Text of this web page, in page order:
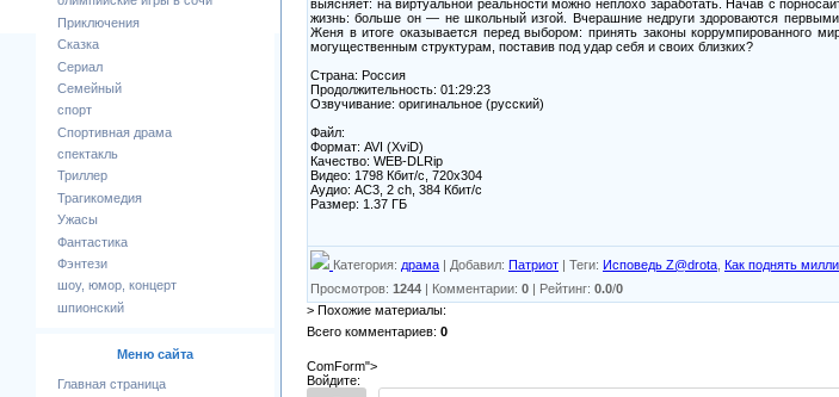
Приключения
Сказка
Сериал
Семейный
спорт
Спортивная драма
спектакль
Триллер
Трагикомедия
Ужасы
Фантастика
Фэнтези
шоу, юмор, концерт
шпионский
Меню сайта
Главная страница
выясняет: на виртуальной реальности можно неплохо заработать. Начав с
жизнь: больше он — не школьный изгой. Вчерашние недруги здороваются
Женя в итоге оказывается перед выбором: принять законы коррумпированного
могущественным структурам, поставив под удар себя и своих близких?
Страна: Россия
Продолжительность: 01:29:23
Озвучивание: оригинальное (русский)
Файл:
Формат: AVI (XviD)
Качество: WEB-DLRip
Видео: 1798 Кбит/с, 720x304
Аудио: AC3, 2 ch, 384 Кбит/с
Размер: 1.37 ГБ
Категория: драма | Добавил: Патриот | Теги: Исповедь Z@drota Как поднять
Просмотров: 1244 | Комментарии: 0 | Рейтинг: 0.0/0
> Похожие материалы:
Всего комментариев: 0
ComForm">
Войдите: